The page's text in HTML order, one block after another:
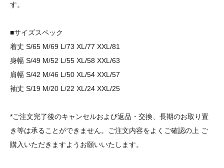
す。
■サイズスペック
着丈 S/65 M/69 L/73 XL/77 XXL/81
身幅 S/49 M/52 L/55 XL/58 XXL/63
肩幅 S/42 M/46 L/50 XL/54 XXL/57
袖丈 S/19 M/20 L/22 XL/24 XXL/25
*ご注文完了後のキャンセルおよび返品・交換、長期のお取り置
き等は承ることができません。ご注文内容をよくご確認の上 ご
購入いただきますようお願いいたします。